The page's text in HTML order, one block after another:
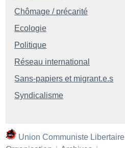
Chômage / précarité
Ecologie
Politique
Réseau international
Sans-papiers et migrant.e.s
Syndicalisme
Union Communiste Libertaire